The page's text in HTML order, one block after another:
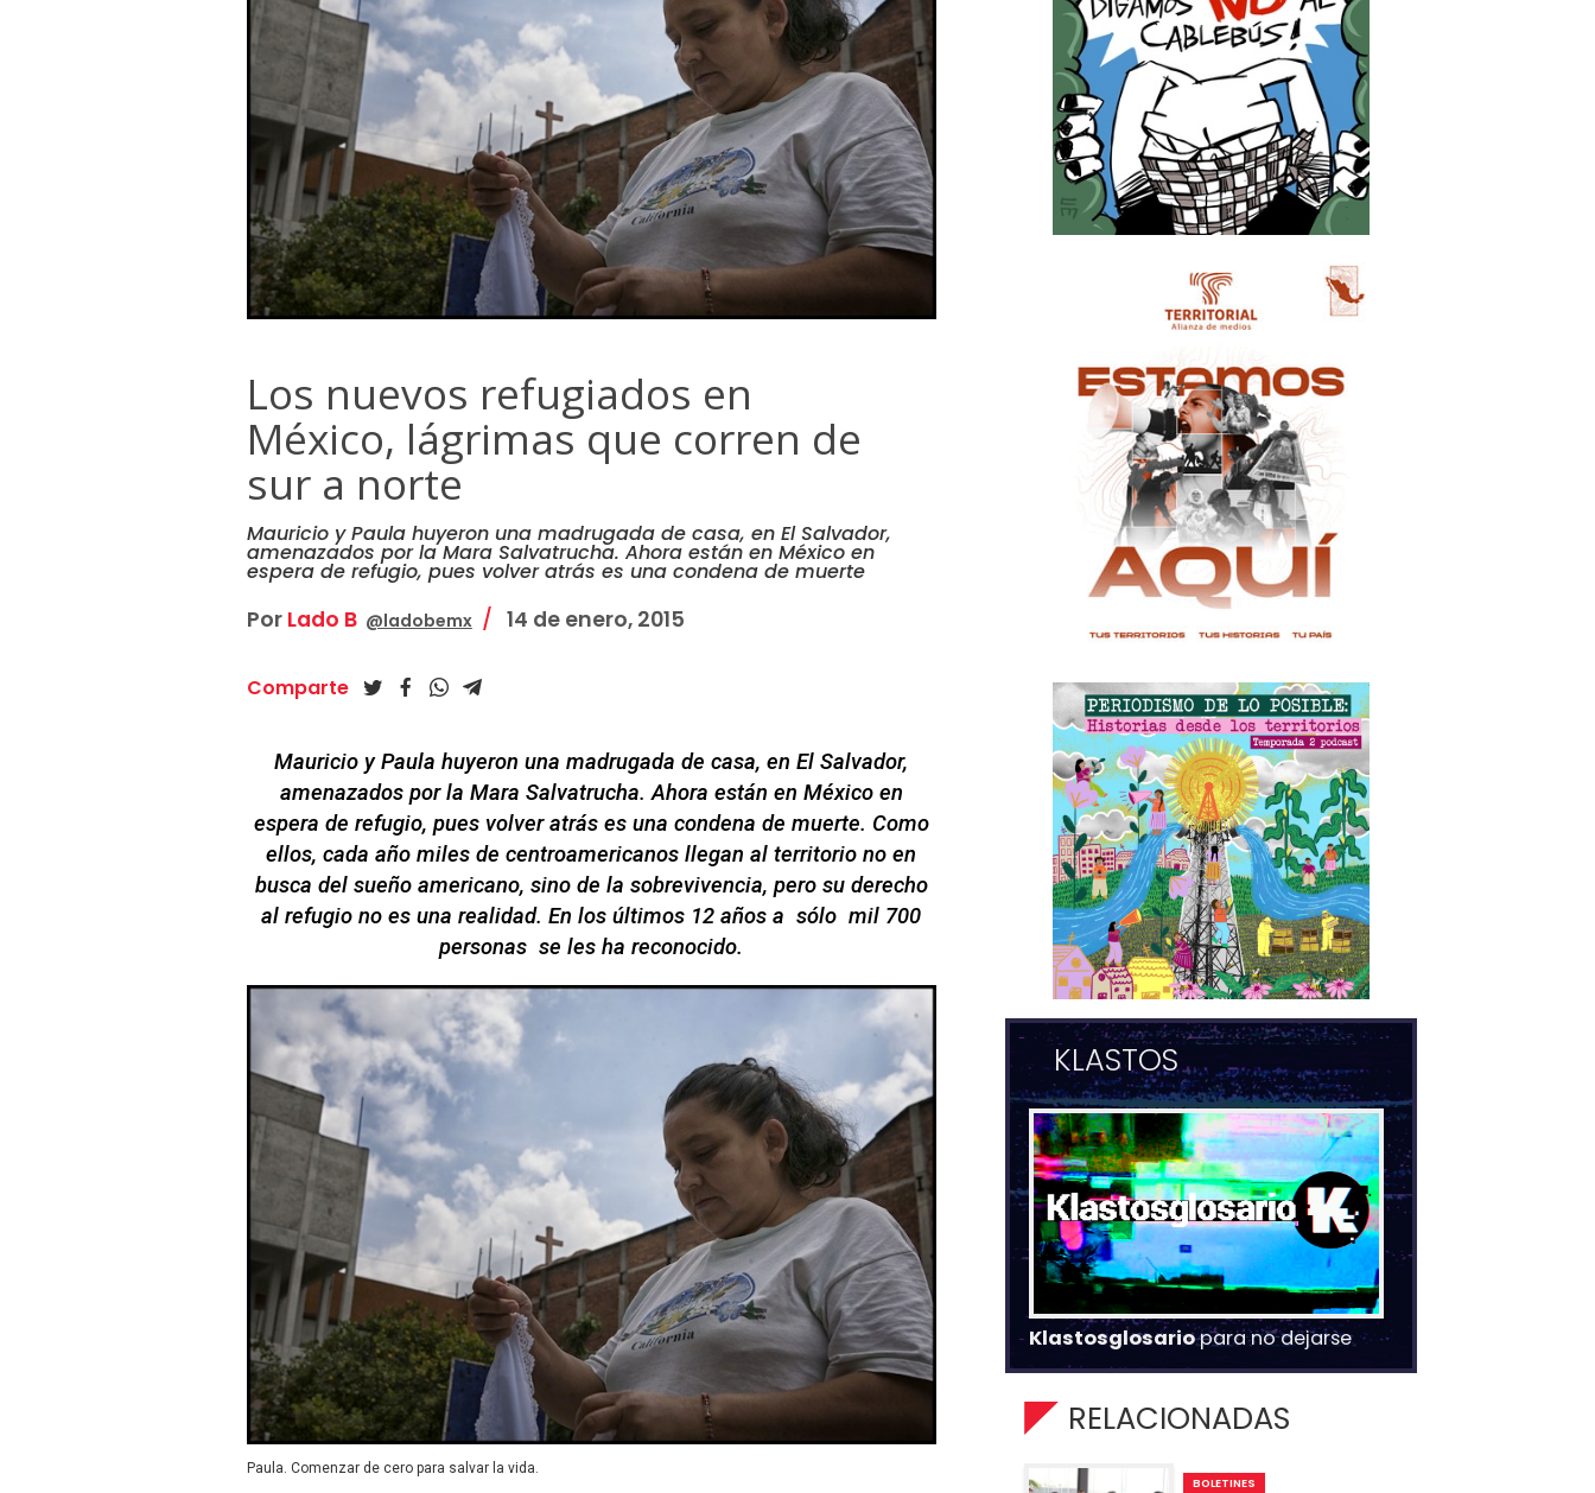
Los nuevos refugiados en
México, lágrimas que corren de
sur a norte
Mauricio y Paula huyeron una madrugada de casa, en El Salvador,
amenazados por la Mara Salvatrucha. Ahora están en México en
espera de refugio, pues volver atrás es una condena de muerte
Por Lado B @ladobemx 14 de enero, 2015
Comparte
Mauricio y Paula huyeron una madrugada de casa, en El Salvador,
amenazados por la Mara Salvatrucha. Ahora están en México en
espera de refugio, pues volver atrás es una condena de muerte. Como
ellos, cada año miles de centroamericanos llegan al territorio no en
busca del sueño americano, sino de la sobrevivencia, pero su derecho
al refugio no es una realidad. En los últimos 12 años a sólo mil 700
personas se les ha reconocido.
Paula. Comenzar de cero para salvar la vida.
KLASTOS
Klastosglosariopara no dejarse
RELACIONADAS
BOLETINES